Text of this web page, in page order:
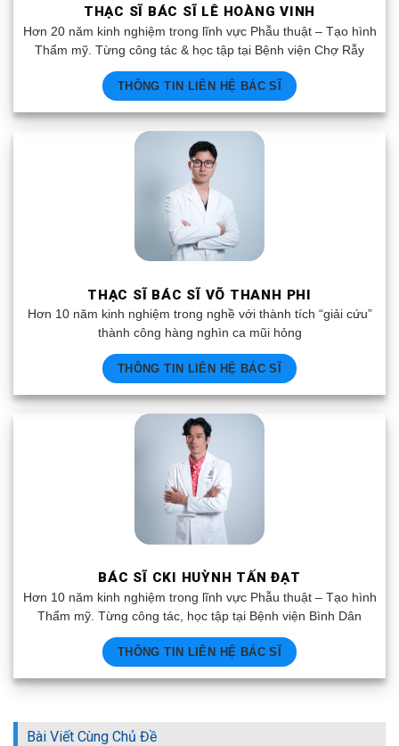
THẠC SĨ BÁC SĨ LÊ HOÀNG VINH
Hơn 20 năm kinh nghiệm trong lĩnh vực Phẫu thuật – Tạo hình
Thẩm mỹ. Từng công tác & học tập tại Bệnh viện Chợ Rẫy
THÔNG TIN LIÊN HỆ BÁC SĨ
THẠC SĨ BÁC SĨ VÕ THANH PHI
Hơn 10 năm kinh nghiệm trong nghề với thành tích “giải cứu”
thành công hàng nghìn ca mũi hỏng
THÔNG TIN LIÊN HỆ BÁC SĨ
BÁC SĨ CKI HUỲNH TẤN ĐẠT
Hơn 10 năm kinh nghiệm trong lĩnh vực Phẫu thuật – Tạo hình
Thẩm mỹ. Từng công tác, học tập tại Bệnh viện Bình Dân
THÔNG TIN LIÊN HỆ BÁC SĨ
Bài Viết Cùng Chủ Đề